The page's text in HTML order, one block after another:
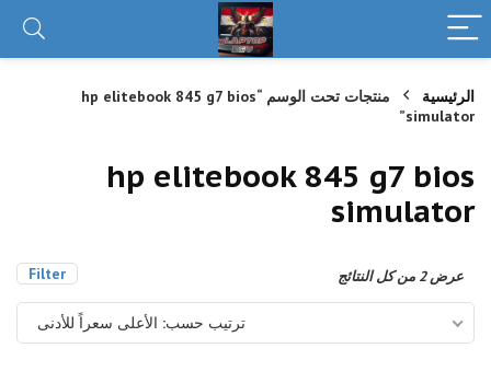
الرئيسية
منتجات تحت الوسم “hp elitebook 845 g7 bios
simulator”
hp elitebook 845 g7 bios
simulator
Filter عرض ⁦2⁩ من كل النتائج
ترتيب حسب: الأعلى سعراً للأدنى